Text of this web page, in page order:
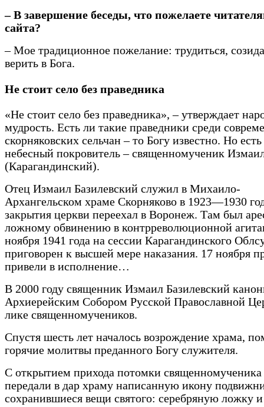
– В завершение беседы, что пожелаете
сайта?
– Мое традиционное пожелание: трудиться,
верить в Бога.
Не стоит село без праведника
«Не стоит село без праведника», – утверждает
мудрость. Есть ли такие праведники среди
скорняковских сельчан – то Богу известно. Но
небесный покровитель – священномученик
(Карагандинский).
Отец Измаил Базилевский служил в Михаило-
Архангельском храме Скорняково в 1923—1930
закрытия церкви переехал в Воронеж. Там был
ложному обвинению в контрреволюционной
ноября 1941 года на сессии Карагандинского
приговорен к высшей мере наказания. 17 ноября
привели в исполнение…
В 2000 году священник Измаил Базилевский
Архиерейским Собором Русской Православной
лике священномучеников.
Спустя шесть лет началось возрождение храма,
горячие молитвы преданного Богу служителя.
С открытием прихода потомки
передали в дар храму написанную икону
сохранившиеся вещи святого: серебряную ложку